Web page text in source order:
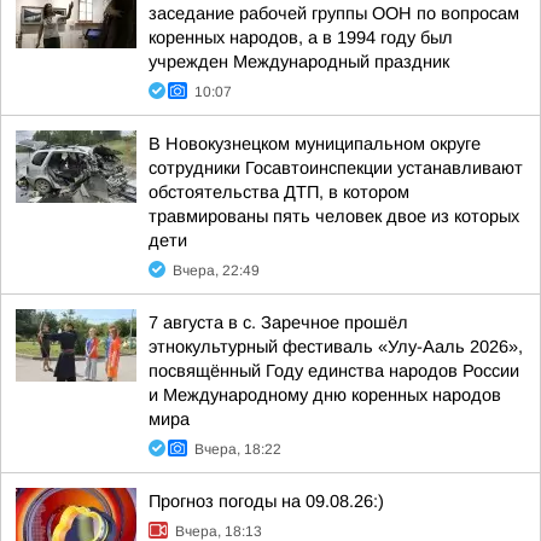
заседание рабочей группы ООН по вопросам
коренных народов, а в 1994 году был
учрежден Международный праздник
10:07
В Новокузнецком муниципальном округе
сотрудники Госавтоинспекции устанавливают
обстоятельства ДТП, в котором
травмированы пять человек двое из которых
дети
Вчера, 22:49
7 августа в с. Заречное прошёл
этнокультурный фестиваль «Улу-Ааль 2026»,
посвящённый Году единства народов России
и Международному дню коренных народов
мира
Вчера, 18:22
Прогноз погоды на 09.08.26:)
Вчера, 18:13